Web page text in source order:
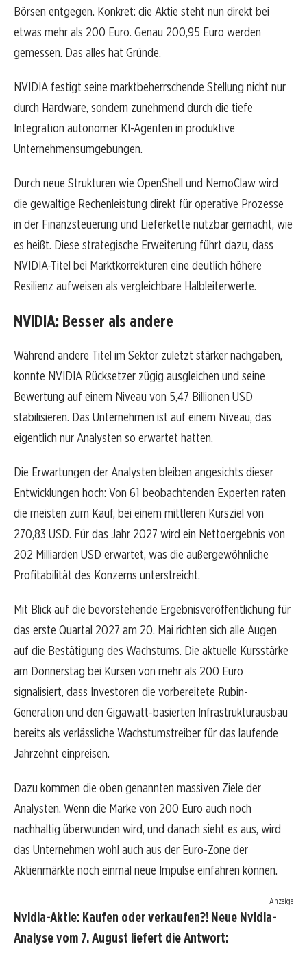
Börsen entgegen. Konkret: die Aktie steht nun direkt bei
etwas mehr als 200 Euro. Genau 200,95 Euro werden
gemessen. Das alles hat Gründe.
NVIDIA festigt seine marktbeherrschende Stellung nicht nur
durch Hardware, sondern zunehmend durch die tiefe
Integration autonomer KI-Agenten in produktive
Unternehmensumgebungen.
Durch neue Strukturen wie OpenShell und NemoClaw wird
die gewaltige Rechenleistung direkt für operative Prozesse
in der Finanzsteuerung und Lieferkette nutzbar gemacht, wie
es heißt. Diese strategische Erweiterung führt dazu, dass
NVIDIA-Titel bei Marktkorrekturen eine deutlich höhere
Resilienz aufweisen als vergleichbare Halbleiterwerte.
NVIDIA: Besser als andere
Während andere Titel im Sektor zuletzt stärker nachgaben,
konnte NVIDIA Rücksetzer zügig ausgleichen und seine
Bewertung auf einem Niveau von 5,47 Billionen USD
stabilisieren. Das Unternehmen ist auf einem Niveau, das
eigentlich nur Analysten so erwartet hatten.
Die Erwartungen der Analysten bleiben angesichts dieser
Entwicklungen hoch: Von 61 beobachtenden Experten raten
die meisten zum Kauf, bei einem mittleren Kursziel von
270,83 USD. Für das Jahr 2027 wird ein Nettoergebnis von
202 Milliarden USD erwartet, was die außergewöhnliche
Profitabilität des Konzerns unterstreicht.
Mit Blick auf die bevorstehende Ergebnisveröffentlichung für
das erste Quartal 2027 am 20. Mai richten sich alle Augen
auf die Bestätigung des Wachstums. Die aktuelle Kursstärke
am Donnerstag bei Kursen von mehr als 200 Euro
signalisiert, dass Investoren die vorbereitete Rubin-
Generation und den Gigawatt-basierten Infrastrukturausbau
bereits als verlässliche Wachstumstreiber für das laufende
Jahrzehnt einpreisen.
Dazu kommen die oben genannten massiven Ziele der
Analysten. Wenn die Marke von 200 Euro auch noch
nachhaltig überwunden wird, und danach sieht es aus, wird
das Unternehmen wohl auch aus der Euro-Zone der
Aktienmärkte noch einmal neue Impulse einfahren können.
Anzeige
Nvidia-Aktie: Kaufen oder verkaufen?! Neue Nvidia-
Analyse vom 7. August liefert die Antwort: